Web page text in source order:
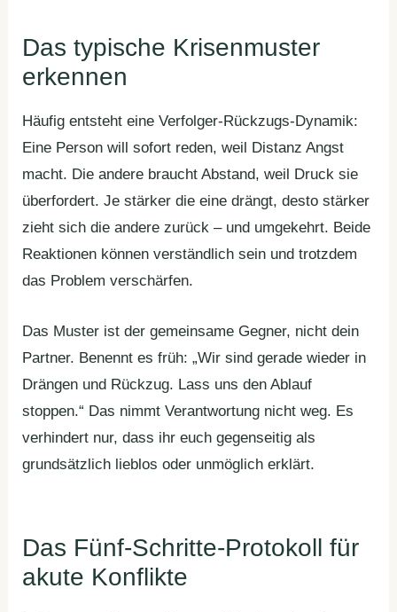
Das typische Krisenmuster
erkennen
Häufig entsteht eine Verfolger-Rückzugs-Dynamik:
Eine Person will sofort reden, weil Distanz Angst
macht. Die andere braucht Abstand, weil Druck sie
überfordert. Je stärker die eine drängt, desto stärker
zieht sich die andere zurück – und umgekehrt. Beide
Reaktionen können verständlich sein und trotzdem
das Problem verschärfen.
Das Muster ist der gemeinsame Gegner, nicht dein
Partner. Benennt es früh: „Wir sind gerade wieder in
Drängen und Rückzug. Lass uns den Ablauf
stoppen.“ Das nimmt Verantwortung nicht weg. Es
verhindert nur, dass ihr euch gegenseitig als
grundsätzlich lieblos oder unmöglich erklärt.
Das Fünf-Schritte-Protokoll für
akute Konflikte